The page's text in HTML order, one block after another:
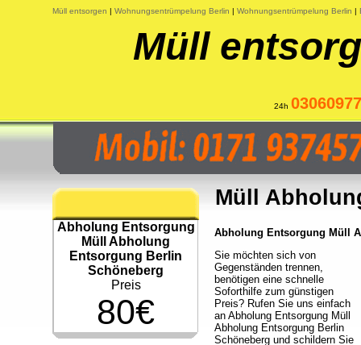
Müll entsorgen | Wohnungsentrümpelung Berlin | Wohnungsentrümpelung Berlin |
Müll
24h
Abholung Entsorgung
Müll Abholung
Entsorgung Berlin
Schöneberg
Preis
80€
Müll
Abholung Entsorgung Müll
Sie möchten sich von
Gegenständen trennen,
benötigen eine schnelle
Soforthilfe zum günstigen
Preis? Rufen Sie uns einfach
an Abholung Entsorgung Müll
Abholung Entsorgung Berlin
Schöneberg und schildern Sie